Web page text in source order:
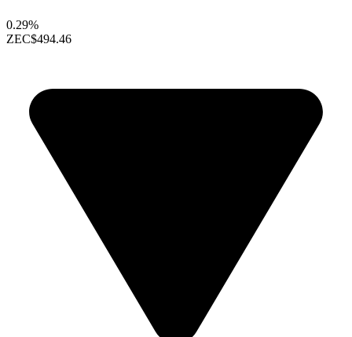
0.29%
ZEC$494.46